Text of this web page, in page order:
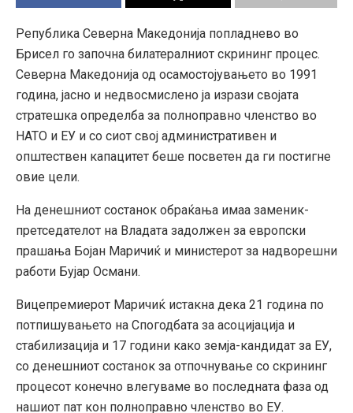
Република Северна Македонија попладнево во
Брисел го започна билатералниот скрининг процес.
Северна Македонија од осамостојувањето во 1991
година, јасно и недвосмислено ја изрази својата
стратешка определба за полноправно членство во
НАТО и ЕУ и со сиот свој административен и
општествен капацитет беше посветен да ги постигне
овие цели.
На денешниот состанок обраќања имаа заменик-
претседателот на Владата задолжен за европски
прашања Бојан Маричиќ и министерот за надворешни
работи Бујар Османи.
Вицепремиерот Маричиќ истакна дека 21 година по
потпишувањето на Спогодбата за асоцијација и
стабилизација и 17 години како земја-кандидат за ЕУ,
со денешниот состанок за отпочнување со скрининг
процесот конечно влегуваме во последната фаза од
нашиот пат кон полноправно членство во ЕУ.